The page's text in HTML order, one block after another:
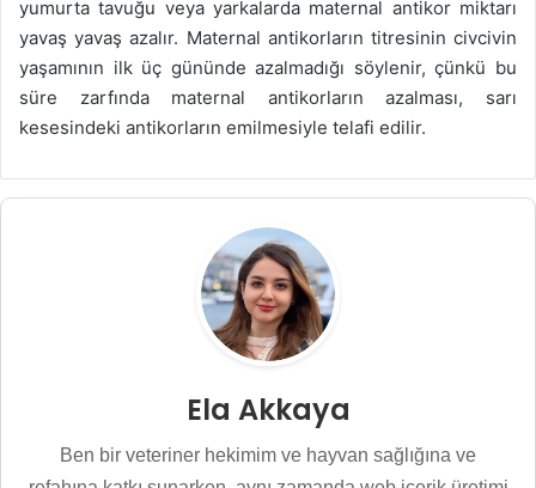
yumurta tavuğu veya yarkalarda maternal antikor miktarı
yavaş yavaş azalır. Maternal antikorların titresinin civcivin
yaşamının ilk üç gününde azalmadığı söylenir, çünkü bu
süre zarfında maternal antikorların azalması, sarı
kesesindeki antikorların emilmesiyle telafi edilir.
Ela Akkaya
Ben bir veteriner hekimim ve hayvan sağlığına ve